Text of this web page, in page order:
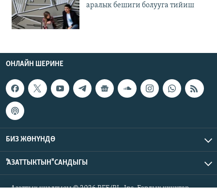
аралык бешиги болууга тийиш
ОНЛАЙН ШЕРИНЕ
БИЗ ЖӨНҮНДӨ
"АЗАТТЫКТЫН" САНДЫГЫ